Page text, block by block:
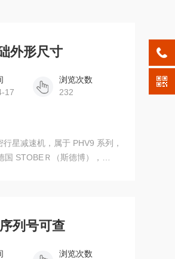
外形尺寸
17
浏览次数
232
星减速机，属于 PHV9 系列，
STOBEＲ（斯德博），
列号可查
浏览次数